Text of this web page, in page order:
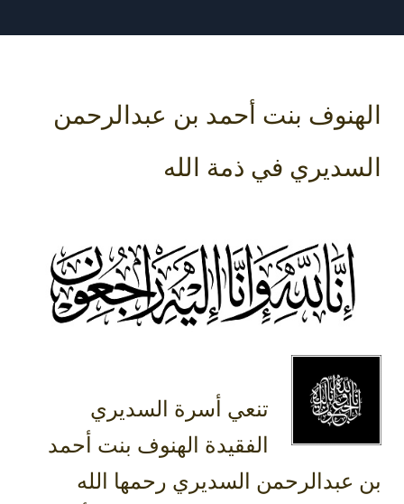
الهنوف بنت أحمد بن عبدالرحمن
السديري في ذمة الله
‏تنعي أسرة السديري
الفقيدة الهنوف بنت أحمد
بن عبدالرحمن السديري رحمها الله